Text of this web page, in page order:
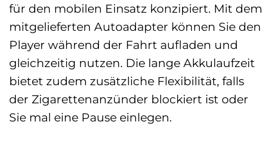
für den mobilen Einsatz konzipiert. Mit dem
mitgelieferten Autoadapter können Sie den
Player während der Fahrt aufladen und
gleichzeitig nutzen. Die lange Akkulaufzeit
bietet zudem zusätzliche Flexibilität, falls
der Zigarettenanzünder blockiert ist oder
Sie mal eine Pause einlegen.